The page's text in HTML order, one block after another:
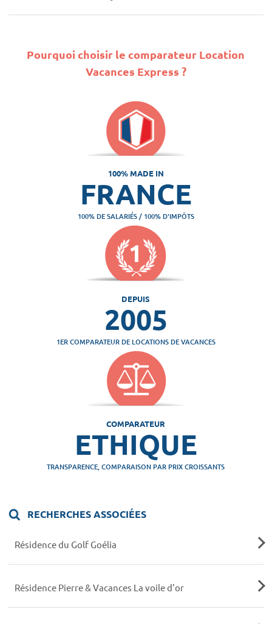
Pourquoi choisir le comparateur Location
Vacances Express ?
100% MADE IN
FRANCE
100% DE SALARIÉS / 100% D'IMPÔTS
DEPUIS
2005
1ER COMPARATEUR DE LOCATIONS DE VACANCES
COMPARATEUR
ETHIQUE
TRANSPARENCE, COMPARAISON PAR PRIX CROISSANTS
RECHERCHES ASSOCIÉES
Résidence du Golf Goélia
Résidence Pierre & Vacances La voile d'or